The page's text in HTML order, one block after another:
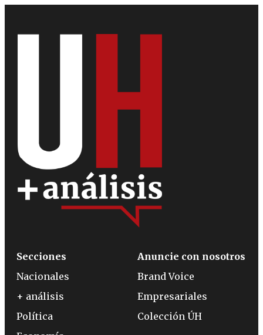
Secciones
Nacionales
+ análisis
Política
Anuncie con nosotros
Brand Voice
Empresariales
Colección ÚH